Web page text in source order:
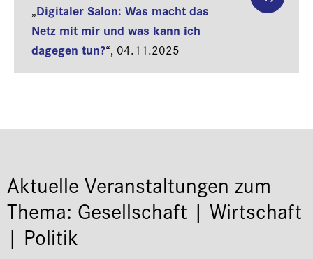
„Digitaler Salon: Was macht das
Netz mit mir und was kann ich
dagegen tun?“, 04.11.2025
Aktuelle Veranstaltungen zum
Thema: Gesellschaft | Wirtschaft
| Politik